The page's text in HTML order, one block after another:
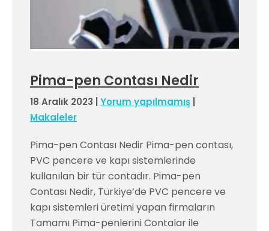
Pima-pen Contası Nedir
18 Aralık 2023 Yorum yapılmamış
Makaleler
Pima-pen Contası Nedir Pima-pen contası,
PVC pencere ve kapı sistemlerinde
kullanılan bir tür contadır. Pima-pen
Contası Nedir, Türkiye’de PVC pencere ve
kapı sistemleri üretimi yapan firmaların
Tamamı Pima-penlerini Contalar ile